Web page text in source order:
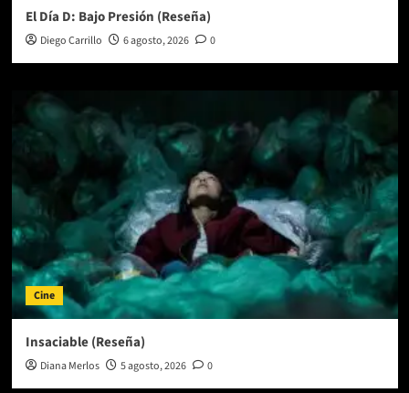
El Día D: Bajo Presión (Reseña)
Diego Carrillo 6 agosto, 2026 0
Cine
Insaciable (Reseña)
Diana Merlos 5 agosto, 2026 0